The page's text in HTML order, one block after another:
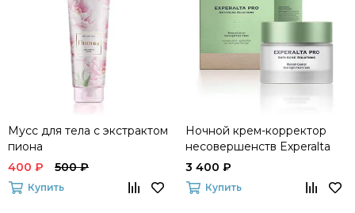
Мусс для тела с экстрактом
пиона
400 ₽
500 ₽
Купить
Ночной крем-корректор
несовершенств Experalta
Pro Anti-Acne Solutions
3 400 ₽
Купить